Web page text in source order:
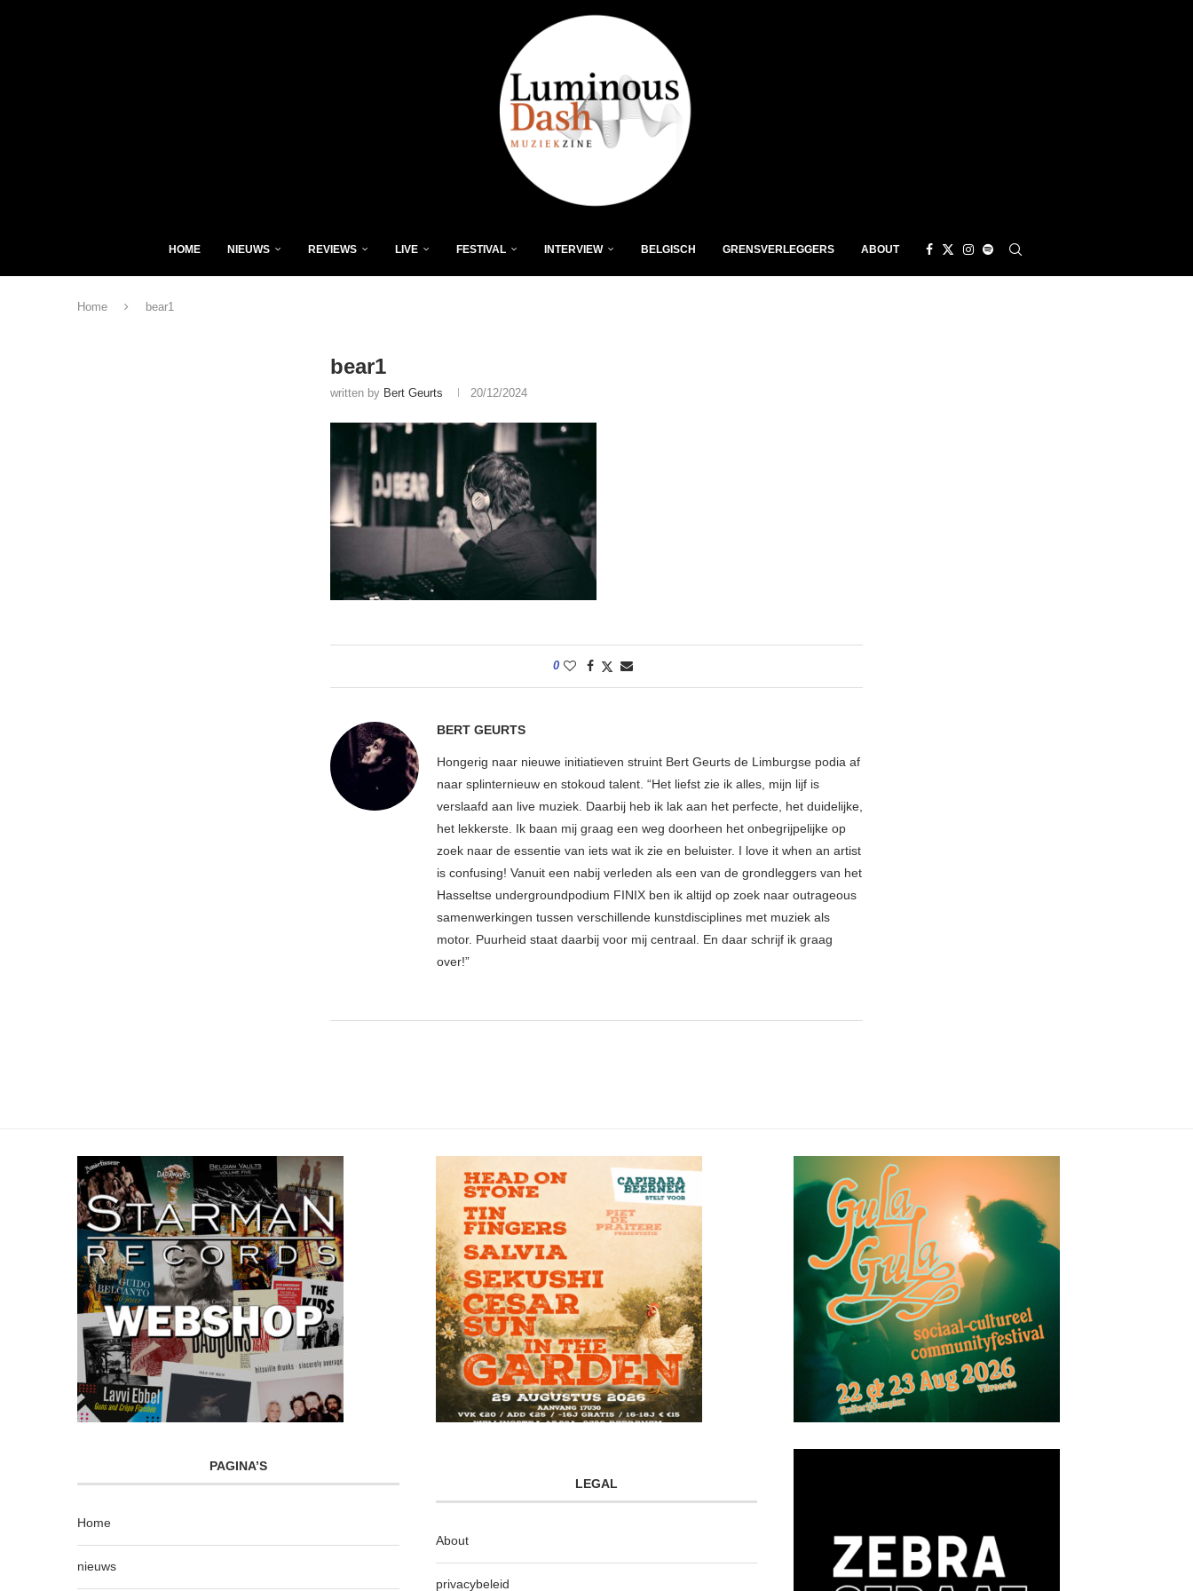
HOME NIEUWS REVIEWS LIVE FESTIVAL INTERVIEW BELGISCH GRENSVERLEGGERS ABOUT
Home bear1
bear1
written by Bert Geurts 20/12/2024
0
BERT GEURTS
Hongerig naar nieuwe initiatieven struint Bert Geurts de Limburgse podia af
naar splinternieuw en stokoud talent. “Het liefst zie ik alles, mijn lijf is
verslaafd aan live muziek. Daarbij heb ik lak aan het perfecte, het duidelijke,
het lekkerste. Ik baan mij graag een weg doorheen het onbegrijpelijke op
zoek naar de essentie van iets wat ik zie en beluister. I love it when an artist
is confusing! Vanuit een nabij verleden als een van de grondleggers van het
Hasseltse undergroundpodium FINIX ben ik altijd op zoek naar outrageous
samenwerkingen tussen verschillende kunstdisciplines met muziek als
motor. Puurheid staat daarbij voor mij centraal. En daar schrijf ik graag
over!”
PAGINA’S
Home
nieuws
LEGAL
About
privacybeleid